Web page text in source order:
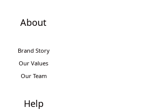
About
Brand Story
Our Values
Our Team
Help